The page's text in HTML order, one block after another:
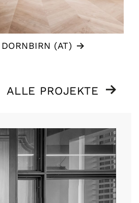
(AT)
ALLE PROJEKTE